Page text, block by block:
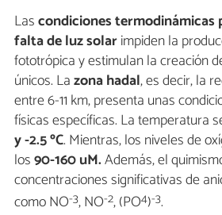
Lascondiciones termodinámicas
falta de luz solarimpiden la
fototrópica y estimulan la creación
únicos. Lazona hadal, es decir, la
entre 6-11 km, presenta unas
físicas específicas. La temperatura
y -2.5 ºC. Mientras, los niveles de
los90-160 uM.Además, el
concentraciones significativas de
como NO-3, NO-2, (PO4)-3.